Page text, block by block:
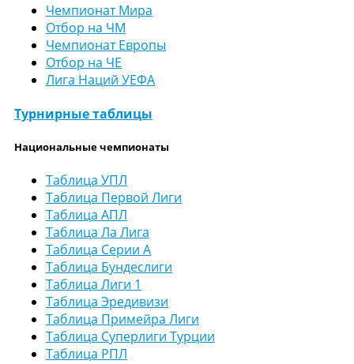
Чемпионат Мира
Отбор на ЧМ
Чемпионат Европы
Отбор на ЧЕ
Лига Наций УЕФА
Турнирные таблицы
Национальные чемпионаты
Таблица УПЛ
Таблица Первой Лиги
Таблица АПЛ
Таблица Ла Лига
Таблица Серии А
Таблица Бундеслиги
Таблица Лиги 1
Таблица Эредивизи
Таблица Примейра Лиги
Таблица Суперлиги Турции
Таблица РПЛ